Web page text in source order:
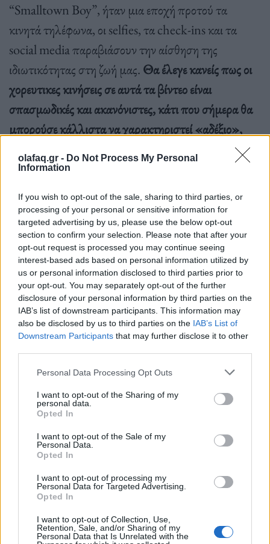
olafaq.gr - Do Not Process My Personal
Information
If you wish to opt-out of the sale, sharing to third parties, or
processing of your personal or sensitive information for
targeted advertising by us, please use the below opt-out
section to confirm your selection. Please note that after your
opt-out request is processed you may continue seeing
interest-based ads based on personal information utilized by
us or personal information disclosed to third parties prior to
your opt-out. You may separately opt-out of the further
disclosure of your personal information by third parties on the
IAB’s list of downstream participants. This information may
also be disclosed by us to third parties on the IAB’s List of
Downstream Participants that may further disclose it to other
Personal Data Processing Opt Outs
I want to opt-out of the Sharing of my
personal data.
Opted In
I want to opt-out of the Sale of my
Personal Data.
Opted In
I want to opt-out of processing my
Personal Data for Targeted Advertising.
Opted In
I want to opt-out of Collection, Use,
Retention, Sale, and/or Sharing of my
Personal Data that Is Unrelated with the
“Smalltown Boy”, ήταν μια εποχή προτού τα
κινητά τηλέφωνα, οι selfies, τα check-ins και τα
social media παραβιάσουν την αίσθηση της
ιδιωτικότητας στη ζωή μας. Θα έλεγε κανείς πως οι
χορευτικες κινήσεις σε αυτά τα βίντεο είναι
σπασμωδικές και ακανόνιστες, κάτι που σήμερα θα
μπορούσε κάλλιστα να χαρακτηριστεί «αδέξιο»,
μιας που τα σημερινά πρότυπα, σε όλα τα επίπεδα,
απαιτούν τελειότητα και συγχρονισμό με ό,τι
τρόπο, βαϊμπάρουν στο ίδιο στυλ, προσπαθεί ο ένας
να μοιάσει στον άλλον. Όχι ότι όλα ήταν ειδυλιακά
και μοναδικά τότε, στα 80s, στα 90s, άντε και στα
00s, αλλά πότε ήταν η τελευταία φορά που είδατε
κάποιον σαν να μην τον βλέπει κανείς; Και ενώ
μπορεί οι σύγχρονες χορογραφίες που
ξεπατικώνονται στους ρυθμούς του scrolling να
απελευθέρωσης, οι φιγούρες φαίνονται να
αποσκωπούν στο να τραβήξουν τα βλέμματα, σαν ο
ατομικός χορός να μην αφορά το άτομο που χορεύει
Θα μπορούσε, άραγε, το virality του “Smalltown
Boy” να εμπνεύσει όσους δεν το χόρεψαν ποτέ σε
κάποιο κλαμπ ή μπαρ και να δώσει έναν ανανεωτικό